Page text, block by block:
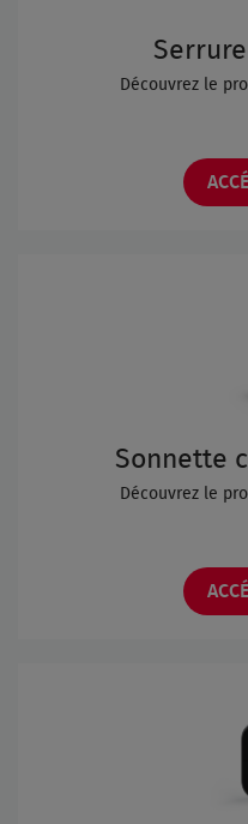
Découvrez le
Sonnette
Découvrez le